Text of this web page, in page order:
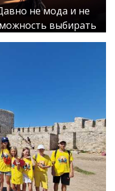
не мода и не
выбирать